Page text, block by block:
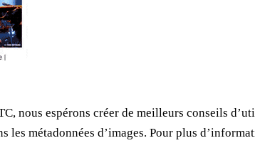
nous espérons créer de meilleurs conseils
métadonnées d’images. Pour plus